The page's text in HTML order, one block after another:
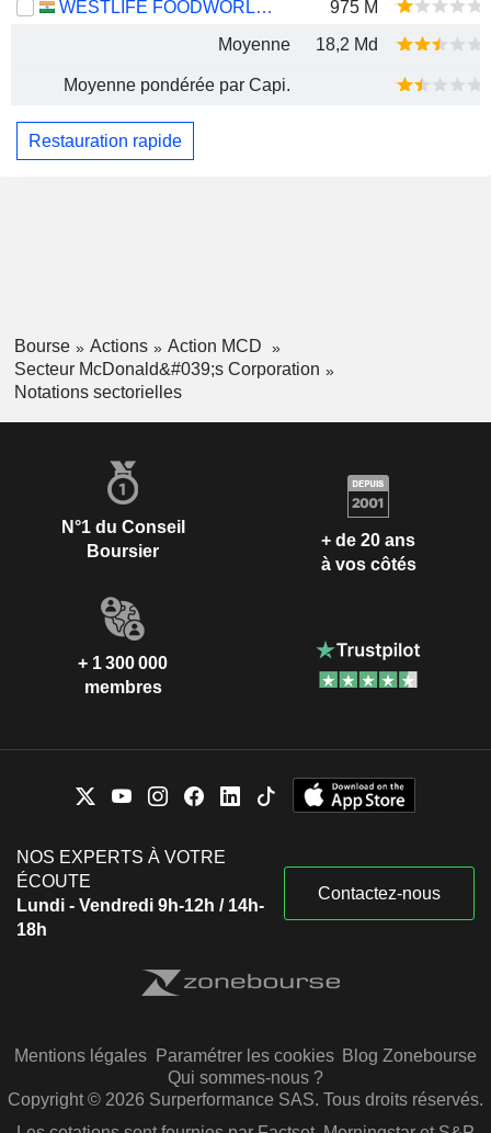
WESTLIFE FOODWORLD LIMITED
975 M
Moyenne
18,2 Md
Moyenne pondérée par Capi.
Restauration rapide
Bourse Actions
Action MCD
Secteur McDonald&#039;s Corporation
Notations sectorielles
N°1 du Conseil
Boursier
+ de 20 ans
à vos côtés
+ 1 300 000
membres
NOS EXPERTS À VOTRE
ÉCOUTE
Lundi - Vendredi 9h-12h / 14h-
18h
Contactez-nous
Mentions légales Paramétrer les cookies Blog Zonebourse
Qui sommes-nous ?
Copyright © 2026 Surperformance SAS. Tous droits réservés.